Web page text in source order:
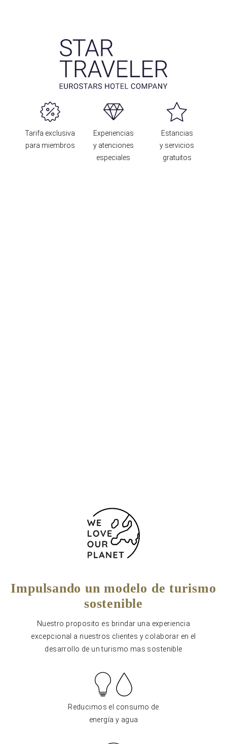
Tarifa exclusiva
para miembros
Experiencias
y atenciones
especiales
Estancias
y servicios
gratuitos
Impulsando un modelo de turismo
sostenible
Nuestro proposito es brindar una experiencia
excepcional a nuestros clientes y colaborar en el
desarrollo de un turismo mas sostenible
Reducimos el consumo de
energía y agua